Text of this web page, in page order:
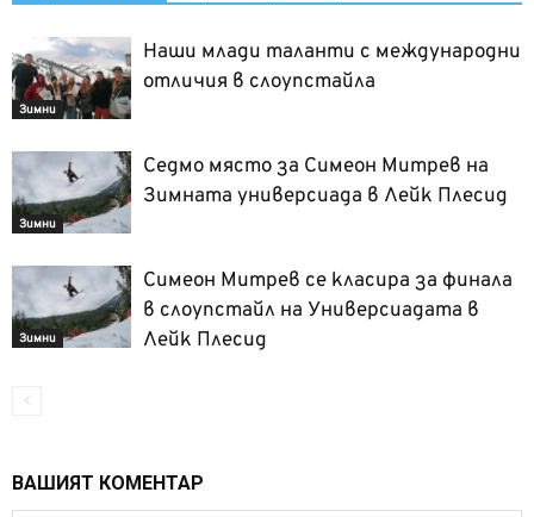
Зимни
Наши млади таланти с международни
отличия в слоупстайла
Зимни
Седмо място за Симеон Митрев на
Зимната универсиада в Лейк Плесид
Зимни
Симеон Митрев се класира за финала
в слоупстайл на Универсиадата в
Лейк Плесид
ВАШИЯТ КОМЕНТАР